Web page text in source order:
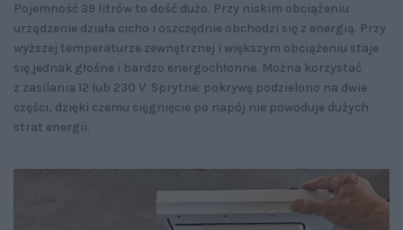
Pojemność 39 litrów to dość dużo. Przy niskim obciążeniu
urządzenie działa cicho i oszczędnie obchodzi się z energią. Przy
wyższej temperaturze zewnętrznej i większym obciążeniu staje
się jednak głośne i bardzo energochłonne. Można korzystać
z zasilania 12 lub 230 V. Sprytne: pokrywę podzielono na dwie
części, dzięki czemu sięgnięcie po napój nie powoduje dużych
strat energii.